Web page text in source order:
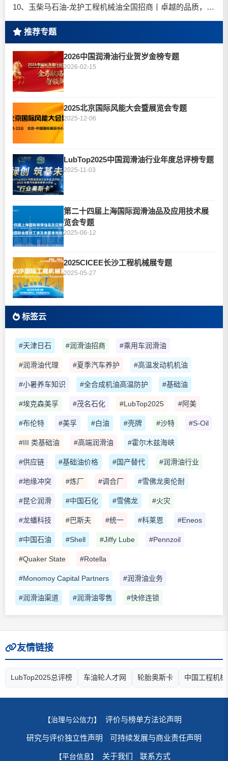
10、玉柴马石油-龙护工程机械油全国招商丨卓越的品质，专业的品牌！
推荐专题
2026中国润滑油行业贺岁金榜专题
2026-02-15
2025北京国际风能大会暨展览会专题
2025-12-06
LubTop2025中国润滑油行业年度总评榜专题
2025-11-03
第二十四届上海国际润滑油品及应用技术展
览会专题
2025-06-12
2025CICEE长沙工程机械展专题
2025-05-27
标签云
#天津日石 #润滑油招商 #乘用车润滑油
#润滑油代理 #夏季汽车养护 #高温发动机机油
#小暑养车知识 #全合成机油高温防护 #基础油
#埃克森美孚 #茂名石化 #LubTop2025 #阿美
#布伦特 #美孚 #白油 #壳牌 #沙特 #S-Oil
#III 类基础油 #高端润滑油 #霍尔木兹海峡
#供应链 #基础油价格 #国产替代 #润滑油行业
#地缘冲突 #炼厂 #调合厂 #雪佛龙奥伦耐
#昆仑润滑 #中国石化 #雪佛龙 #火灾
#龙蟠科技 #巴斯夫 #统一 #科莱恩 #Eneos
#中国石油 #Shell #Jiffy Lube #Pennzoil
#Quaker State #Rotella
#Monomoy Capital Partners #润滑油业务
#润滑油渠道 #润滑油零售 #快修连锁
友情链接
LubTop2025总评榜 车油轮人才网 轮胎奥斯卡 中国工程机
【治理与公信力】 评价与榜单方法论声明
研究与评价独立性声明 可持续发展与商业责任声明
【平台信息】 关于我们 联系方式